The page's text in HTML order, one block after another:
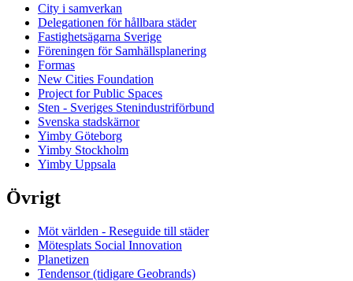
City i samverkan
Delegationen för hållbara städer
Fastighetsägarna Sverige
Föreningen för Samhällsplanering
Formas
New Cities Foundation
Project for Public Spaces
Sten - Sveriges Stenindustriförbund
Svenska stadskärnor
Yimby Göteborg
Yimby Stockholm
Yimby Uppsala
Övrigt
Möt världen - Reseguide till städer
Mötesplats Social Innovation
Planetizen
Tendensor (tidigare Geobrands)